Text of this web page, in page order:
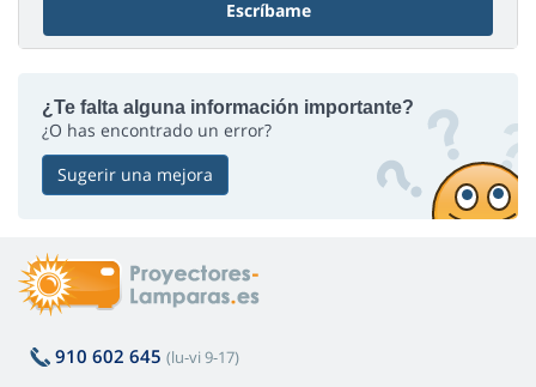
Escríbame
¿Te falta alguna información importante?
¿O has encontrado un error?
Sugerir una mejora
910 602 645 (lu-vi 9-17)